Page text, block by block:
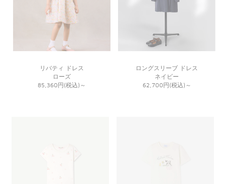
リバティ ドレス
ローズ
85,360円(税込) ～
ロングスリーブ ドレス
ネイビー
62,700円(税込) ～